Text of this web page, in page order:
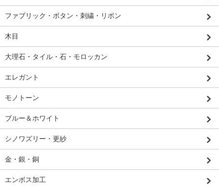
ファブリック・ボタン・刺繍・リボン
木目
大理石・タイル・石・モロッカン
エレガント
モノトーン
ブルー＆ホワイト
シノワズリー・更紗
金・銀・銅
エンボス加工